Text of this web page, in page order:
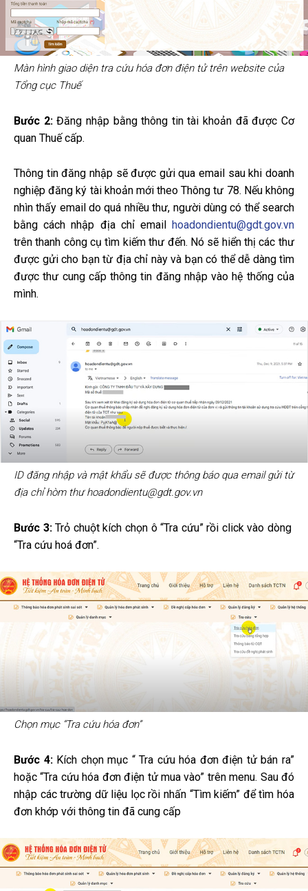
Màn hình giao diện tra cứu hóa đơn điện tử trên website của
Tổng cục Thuế
Bước 2:Đăng nhập bằng thông tin tài khoản đã được Cơ
quan Thuế cấp.
Thông tin đăng nhập sẽ được gửi qua email sau khi doanh
nghiệp đăng ký tài khoản mới theo Thông tư 78. Nếu không
nhìn thấy email do quá nhiều thư, người dùng có thể search
bằng cách nhập địa chỉ email hoadondientu@gdt.gov.vn
trên thanh công cụ tìm kiếm thư đến. Nó sẽ hiển thị các thư
được gửi cho bạn từ địa chỉ này và bạn có thể dễ dàng tìm
được thư cung cấp thông tin đăng nhập vào hệ thống của
mình.
ID đăng nhập và mật khẩu sẽ được thông báo qua email gửi từ
địa chỉ hòm thư hoadondientu@gdt.gov.vn
Bước 3:Trỏ chuột kích chọn ô “Tra cứu” rồi click vào dòng
“Tra cứu hoá đơn”.
Chọn mục “Tra cứu hóa đơn”
Bước 4: Kích chọn mục “ Tra cứu hóa đơn điện tử bán ra”
hoặc “Tra cứu hóa đơn điện tử mua vào” trên menu. Sau đó
nhập các trường dữ liệu lọc rồi nhấn “Tìm kiếm” để tìm hóa
đơn khớp với thông tin đã cung cấp